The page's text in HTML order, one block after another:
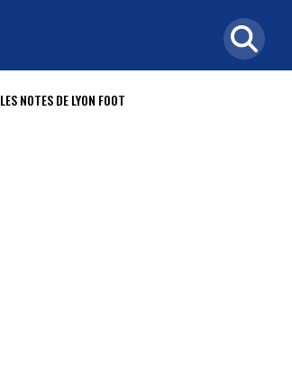
LES NOTES DE LYON FOOT